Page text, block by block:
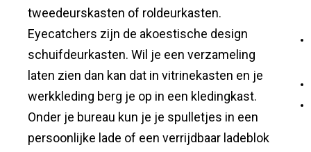
tweedeurskasten of roldeurkasten.
Eyecatchers zijn de akoestische design
schuifdeurkasten. Wil je een verzameling
laten zien dan kan dat in vitrinekasten en je
werkkleding berg je op in een kledingkast.
Onder je bureau kun je je spulletjes in een
persoonlijke lade of een verrijdbaar ladeblok